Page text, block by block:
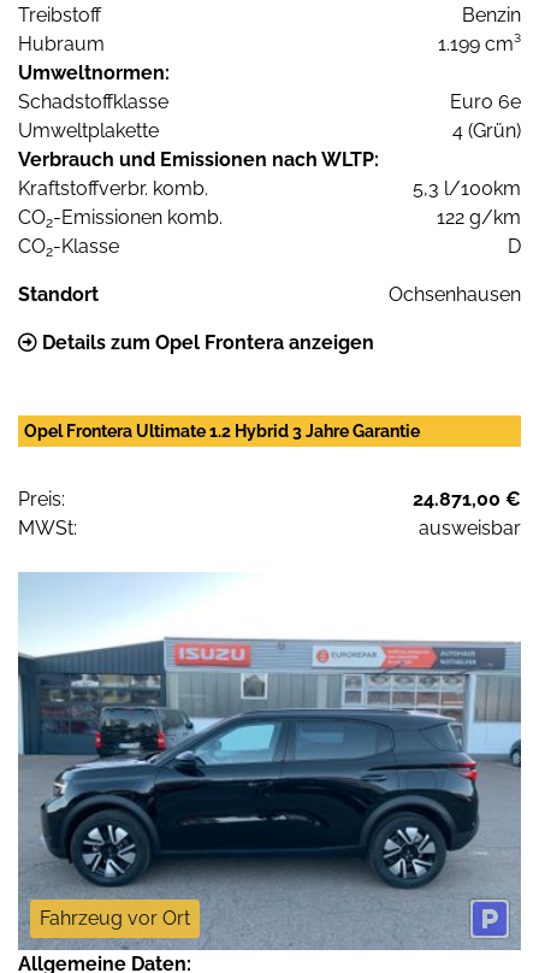
Treibstoff
Benzin
Hubraum
1.199 cm³
Umweltnormen:
Schadstoffklasse
Euro 6e
Umweltplakette
4 (Grün)
Verbrauch und Emissionen nach WLTP:
Kraftstoffverbr. komb.
5,3 l/100km
CO2-Emissionen komb.
122 g/km
CO2-Klasse D
Standort Ochsenhausen
Details zum Opel Frontera anzeigen
Opel Frontera Ultimate 1.2 Hybrid 3 Jahre Garantie
Preis:
24.871,00 €
MWSt:
ausweisbar
Fahrzeug vor Ort
Allgemeine Daten: